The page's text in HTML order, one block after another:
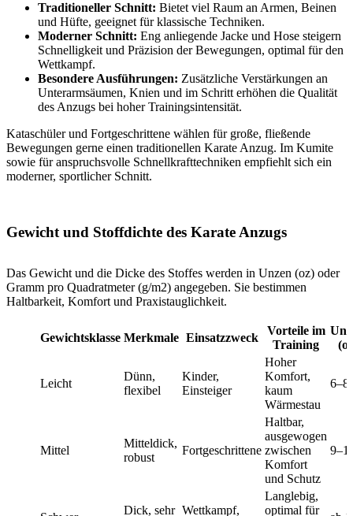
Traditioneller Schnitt: Bietet viel Raum an Armen, Beinen
und Hüfte, geeignet für klassische Techniken.
Moderner Schnitt: Eng anliegende Jacke und Hose steigern
Schnelligkeit und Präzision der Bewegungen, optimal für den
Wettkampf.
Besondere Ausführungen: Zusätzliche Verstärkungen an
Unterarmsäumen, Knien und im Schritt erhöhen die Qualität
des Anzugs bei hoher Trainingsintensität.
Kataschüler und Fortgeschrittene wählen für große, fließende
Bewegungen gerne einen traditionellen Karate Anzug. Im Kumite
sowie für anspruchsvolle Schnellkrafttechniken empfiehlt sich ein
moderner, sportlicher Schnitt.
Gewicht und Stoffdichte des Karate Anzugs
Das Gewicht und die Dicke des Stoffes werden in Unzen (oz) oder
Gramm pro Quadratmeter (g/m2) angegeben. Sie bestimmen
Haltbarkeit, Komfort und Praxistauglichkeit.
Gewichtsklasse Merkmale Einsatzzweck
Vorteile im
Training
Leicht
Dünn,
flexibel
Kinder,
Einsteiger
Hoher
Komfort,
kaum
Wärmestau
6–8
Mittel
Mitteldick,
robust
Fortgeschrittene
Haltbar,
ausgewogen
zwischen
Komfort
und Schutz
Dick, sehr Wettkampf,
Langlebig,
optimal für